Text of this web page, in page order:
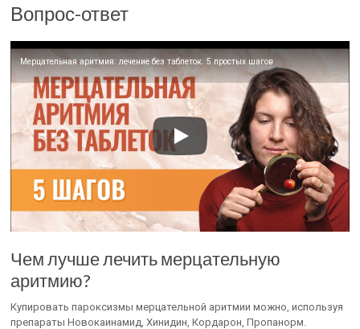
Вопрос-ответ
Мерцательная аритмия: лечение без таблеток. 5 простых шагов
Чем лучше лечить мерцательную
аритмию?
Купировать пароксизмы мерцательной аритмии можно, используя
препараты Новокаинамид, Хинидин, Кордарон, Пропанорм.